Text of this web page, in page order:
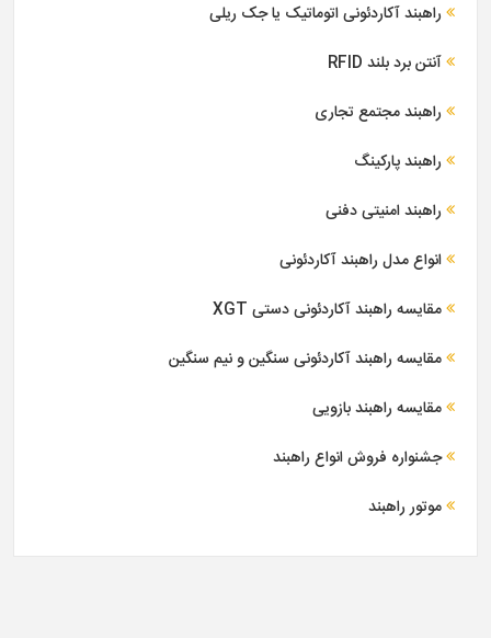
راهبند آکاردئونی اتوماتیک یا جک ریلی
آنتن برد بلند RFID
راهبند مجتمع تجاری
راهبند پارکینگ
راهبند امنیتی دفنی
انواع مدل راهبند آکاردئونی
مقایسه راهبند آکاردئونی دستی XGT
مقایسه راهبند آکاردئونی سنگین و نیم سنگین
مقایسه راهبند بازویی
جشنواره فروش انواع راهبند
موتور راهبند